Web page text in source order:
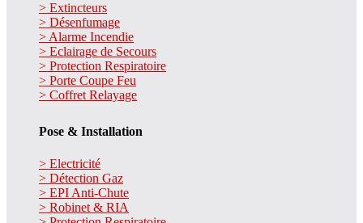
> Extincteurs
> Désenfumage
> Alarme Incendie
> Eclairage de Secours
> Protection Respiratoire
> Porte Coupe Feu
> Coffret Relayage
Pose & Installation
> Electricité
> Détection Gaz
> EPI Anti-Chute
> Robinet & RIA